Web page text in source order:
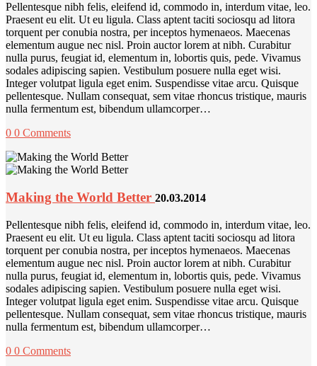
Pellentesque nibh felis, eleifend id, commodo in, interdum vitae, leo.
Praesent eu elit. Ut eu ligula. Class aptent taciti sociosqu ad litora
torquent per conubia nostra, per inceptos hymenaeos. Maecenas
elementum augue nec nisl. Proin auctor lorem at nibh. Curabitur
nulla purus, feugiat id, elementum in, lobortis quis, pede. Vivamus
sodales adipiscing sapien. Vestibulum posuere nulla eget wisi.
Integer volutpat ligula eget enim. Suspendisse vitae arcu. Quisque
pellentesque. Nullam consequat, sem vitae rhoncus tristique, mauris
nulla fermentum est, bibendum ullamcorper…
0 0 Comments
Making the World Better 20.03.2014
Pellentesque nibh felis, eleifend id, commodo in, interdum vitae, leo.
Praesent eu elit. Ut eu ligula. Class aptent taciti sociosqu ad litora
torquent per conubia nostra, per inceptos hymenaeos. Maecenas
elementum augue nec nisl. Proin auctor lorem at nibh. Curabitur
nulla purus, feugiat id, elementum in, lobortis quis, pede. Vivamus
sodales adipiscing sapien. Vestibulum posuere nulla eget wisi.
Integer volutpat ligula eget enim. Suspendisse vitae arcu. Quisque
pellentesque. Nullam consequat, sem vitae rhoncus tristique, mauris
nulla fermentum est, bibendum ullamcorper…
0 0 Comments